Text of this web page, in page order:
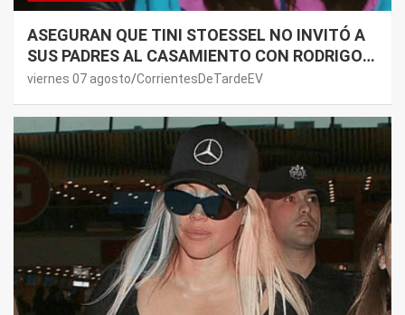
ASEGURAN QUE TINI STOESSEL NO INVITÓ A
SUS PADRES AL CASAMIENTO CON RODRIGO
DE PAUL: LOS MOTIVOS
viernes 07 agosto CorrientesDeTardeEV